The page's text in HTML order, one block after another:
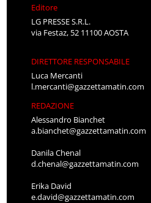
Editore
LG PRESSE S.R.L.
via Festaz, 52 11100 AOSTA
DIRETTORE RESPONSABILE
Luca Mercanti
l.mercanti@gazzettamatin.com
REDAZIONE
Alessandro Bianchet
a.bianchet@gazzettamatin.com
Danila Chenal
d.chenal@gazzettamatin.com
Erika David
e.david@gazzettamatin.com